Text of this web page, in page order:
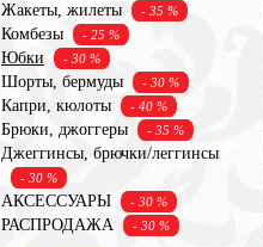
Жакеты, жилеты - 35 %
Комбезы - 25 %
Юбки - 30 %
Шорты, бермуды - 30 %
Капри, кюлоты - 40 %
Брюки, джоггеры - 35 %
Джеггинсы, брючки/леггинсы
- 30 %
АКСЕССУАРЫ - 30 %
РАСПРОДАЖА - 30 %